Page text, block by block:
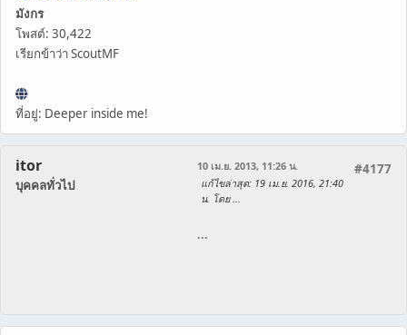
มังกร
โพสต์: 30,422
เรียกข้าว่า ScoutMF
ที่อยู่: Deeper inside me!
itor
บุคคลทั่วไป
#4177
10 เม.ย. 2013, 11:26 น.
แก้ไขล่าสุด: 19 เม.ย. 2016, 21:40
น. โดย ...
...